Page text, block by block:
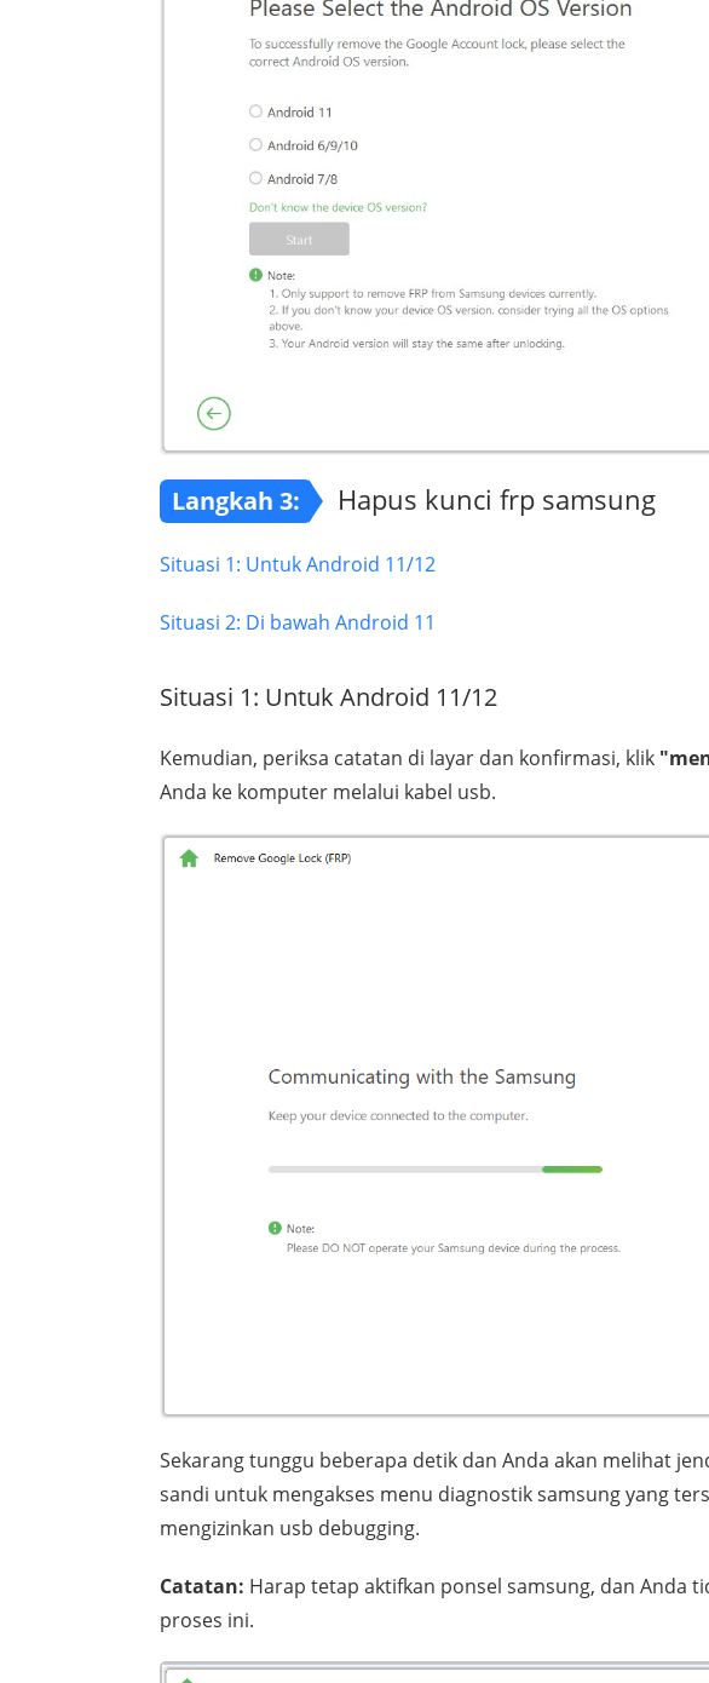
Langkah 3: Hapus kunci frp samsung
Situasi 1: Untuk Android 11/12
Situasi 2: Di bawah Android 11
Situasi 1: Untuk Android 11/12
Kemudian, periksa catatan di layar dan konfirmasi, klik
Anda ke komputer melalui kabel usb.
Sekarang tunggu beberapa detik dan Anda akan melihat
sandi untuk mengakses menu diagnostik samsung yang
mengizinkan usb debugging.
Catatan: Harap tetap aktifkan ponsel samsung, dan Anda
proses ini.